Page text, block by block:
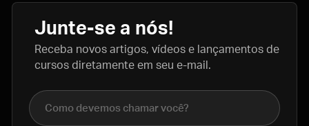
Junte-se a nós!
Receba novos artigos, vídeos e lançamentos de
cursos diretamente em seu e-mail.
Nome completo